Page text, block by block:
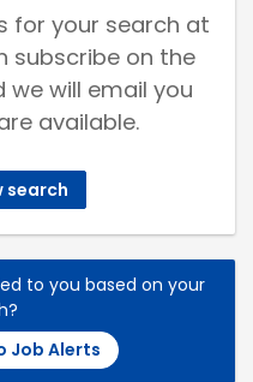
for your search at
subscribe on the
we will email you
available.
search
to you based on your
Job Alerts